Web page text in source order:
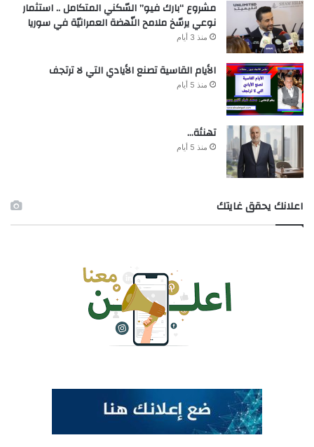
مشروع “بارك فيو” السّكني المتكامل .. استثمار
نوعي يرسّخ ملامح النّهضة العمرانيّة في سوريا
منذ 3 أيام
الأيام القاسية تصنع الأيادي التي لا ترتجف
منذ 5 أيام
تهنئة…
منذ 5 أيام
اعلانك يحقق غايتك